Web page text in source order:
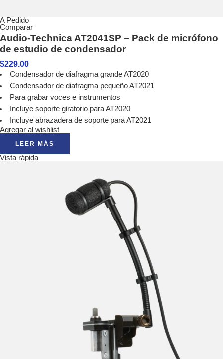
A Pedido
Comparar
Audio-Technica AT2041SP – Pack de micrófono
de estudio de condensador
$229.00
Condensador de diafragma grande AT2020
Condensador de diafragma pequeño AT2021
Para grabar voces e instrumentos
Incluye soporte giratorio para AT2020
Incluye abrazadera de soporte para AT2021
Agregar al wishlist
LEER MÁS
Vista rápida